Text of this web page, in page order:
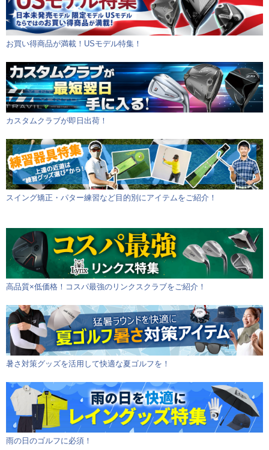
お買い得商品が満載！USモデル特集！
カスタムクラブが即日出荷！
スイング矯正・パター練習など目的別にアイテムをご紹介！
高品質×低価格！コスパ最強のリンクスクラブをご紹介！
暑さ対策グッズを活用して快適な夏ゴルフを！
雨の日のゴルフに必須！